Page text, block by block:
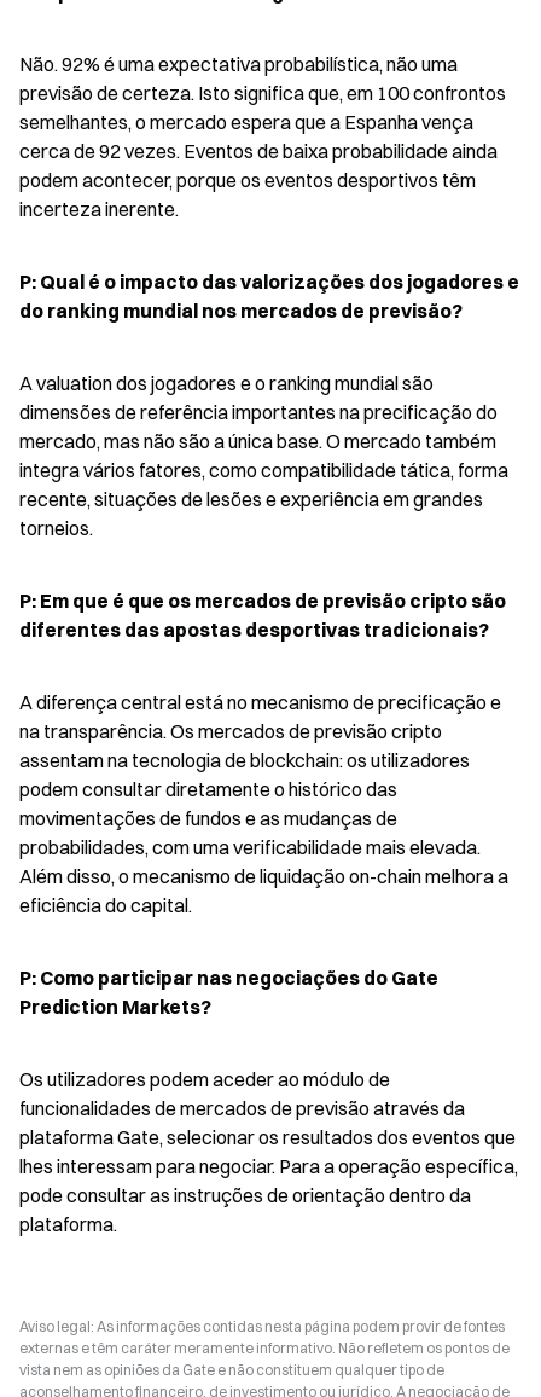
Não. 92% é uma expectativa probabilística, não uma
previsão de certeza. Isto significa que, em 100 confrontos
semelhantes, o mercado espera que a Espanha vença
cerca de 92 vezes. Eventos de baixa probabilidade ainda
podem acontecer, porque os eventos desportivos têm
incerteza inerente.
P: Qual é o impacto das valorizações dos jogadores e
do ranking mundial nos mercados de previsão?
A valuation dos jogadores e o ranking mundial são
dimensões de referência importantes na precificação do
mercado, mas não são a única base. O mercado também
integra vários fatores, como compatibilidade tática, forma
recente, situações de lesões e experiência em grandes
torneios.
P: Em que é que os mercados de previsão cripto são
diferentes das apostas desportivas tradicionais?
A diferença central está no mecanismo de precificação e
na transparência. Os mercados de previsão cripto
assentam na tecnologia de blockchain: os utilizadores
podem consultar diretamente o histórico das
movimentações de fundos e as mudanças de
probabilidades, com uma verificabilidade mais elevada.
Além disso, o mecanismo de liquidação on-chain melhora a
eficiência do capital.
P: Como participar nas negociações do Gate
Prediction Markets?
Os utilizadores podem aceder ao módulo de
funcionalidades de mercados de previsão através da
plataforma Gate, selecionar os resultados dos eventos que
lhes interessam para negociar. Para a operação específica,
pode consultar as instruções de orientação dentro da
plataforma.
Aviso legal: As informações contidas nesta página podem provir de fontes
externas e têm caráter meramente informativo. Não refletem os pontos de
vista nem as opiniões da Gate e não constituem qualquer tipo de
aconselhamento financeiro, de investimento ou jurídico. A negociação de